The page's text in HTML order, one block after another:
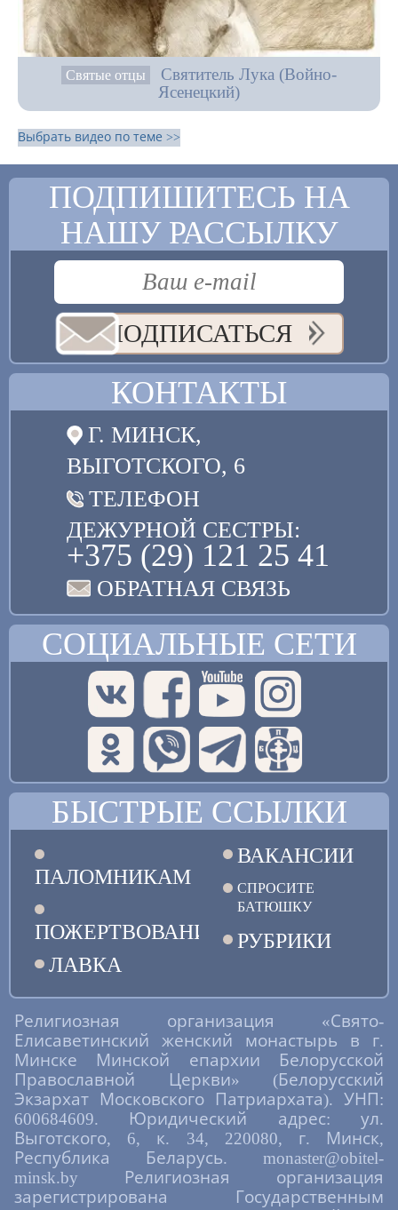
Святые отцы
Святитель Лука (Войно-
Ясенецкий)
Выбрать видео по теме >>
ПОДПИШИТЕСЬ НА
НАШУ РАССЫЛКУ
ПОДПИСАТЬСЯ
КОНТАКТЫ
Г. МИНСК,
ВЫГОТСКОГО, 6
ТЕЛЕФОН
ДЕЖУРНОЙ СЕСТРЫ:
+375 (29) 121 25 41
ОБРАТНАЯ СВЯЗЬ
СОЦИАЛЬНЫЕ СЕТИ
БЫСТРЫЕ ССЫЛКИ
ПАЛОМНИКАМ
ПОЖЕРТВОВАНИЯ
ЛАВКА
ВАКАНСИИ
СПРОСИТЕ
БАТЮШКУ
РУБРИКИ
Религиозная организация «Свято-
Елисаветинский женский монастырь в г.
Минске Минской епархии Белорусской
Православной Церкви» (Белорусский
Экзархат Московского Патриархата). УНП:
600684609. Юридический адрес: ул.
Выготского, 6, к. 34, 220080, г. Минск,
Республика Беларусь. monaster@obitel-
minsk.by Религиозная организация
зарегистрирована Государственным